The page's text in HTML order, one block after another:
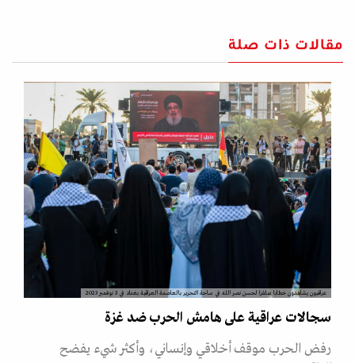
مقالات ذات صلة
عراقيون يشاهدون خطابا متلفزا لحسن نصر الله في ساحة التحرير بالعاصمة العراقية بغداد في 3 نوفمبر 2023
سجالات عراقية على هامش الحرب ضد غزة
رفض الحرب موقف أخلاقي وإنساني، وأكثر شيء يفضح